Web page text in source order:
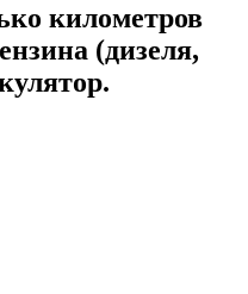
километров
(дизеля,